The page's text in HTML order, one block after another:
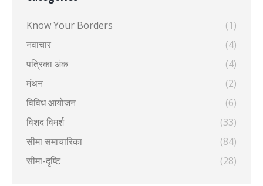
Know Your Borders
(1)
नवाचार
(4)
पत्रिका अंक
(4)
मंथन
(2)
विविध आयोजन
(6)
विशद विमर्श
(33)
सीमा समाचारिका
(84)
सीमा-दृष्टि
(28)